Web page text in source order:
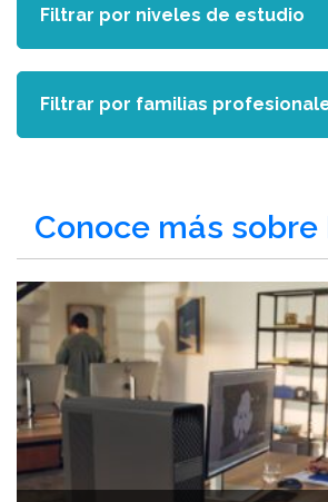
Conoce más sobre
Filtrar por niveles de estudio
Filtrar por familias